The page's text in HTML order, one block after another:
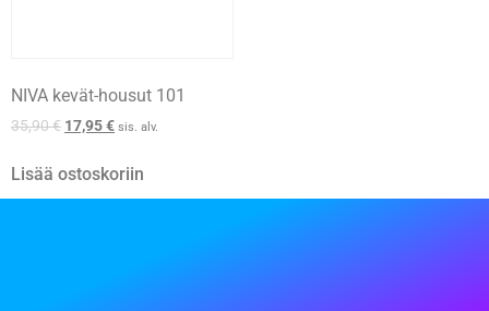
NIVA kevät-housut 101
35,90€ 17,95€ sis. alv.
Lisää ostoskoriin